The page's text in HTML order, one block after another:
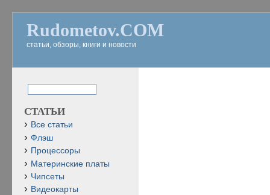
Rudometov.COM
статьи, обзоры, книги и новости
СТАТЬИ
Все статьи
Флэш
Процессоры
Материнские платы
Чипсеты
Видеокарты